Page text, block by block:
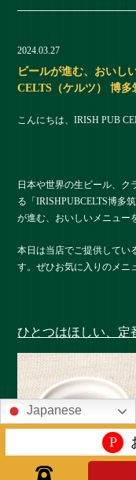
2024.03.27
ビールが進む、おいし
CELTS（ケルツ） 博多
こんにちは、IRISH PUB
日本や世界の生ビール、ク
る「IRISHPUBCELTS博多
が進む、おいしいメニュー
本日は当店でご提供してい
す。ぜひお気に入りのメニ
ひとつはほしい、定
Japanese
P